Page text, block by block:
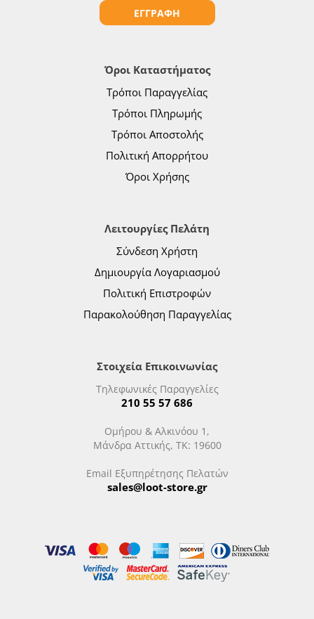
Όροι Καταστήματος
Τρόποι Παραγγελίας
Τρόποι Πληρωμής
Τρόποι Αποστολής
Πολιτική Απορρήτου
Όροι Χρήσης
Λειτουργίες Πελάτη
Σύνδεση Χρήστη
Δημιουργία Λογαριασμού
Πολιτική Επιστροφών
Παρακολούθηση Παραγγελίας
Στοιχεία Επικοινωνίας
Τηλεφωνικές Παραγγελίες
210 55 57 686
Ομήρου & Αλκινόου 1,
Μάνδρα Αττικής, ΤΚ: 19600
Email Εξυπηρέτησης Πελατών
sales@loot-store.gr
ΕΓΓΡΑΦΗ